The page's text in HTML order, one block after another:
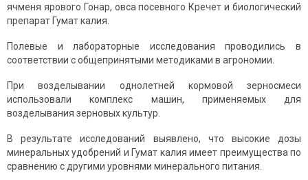
ячменя ярового Гонар, овса посевного Кречет и биологический
препарат Гумат калия.
Полевые и лабораторные исследования проводились в
соответствии с общепринятыми методиками в агрономии.
При возделывании однолетней кормовой зерносмеси
использовали комплекс машин, применяемых для
возделывания зерновых культур.
В результате исследований выявлено, что высокие дозы
минеральных удобрений и Гумат калия имеет преимущества по
сравнению с другими уровнями минерального питания.